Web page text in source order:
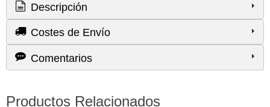
Descripción
Costes de Envío
Comentarios
Productos Relacionados